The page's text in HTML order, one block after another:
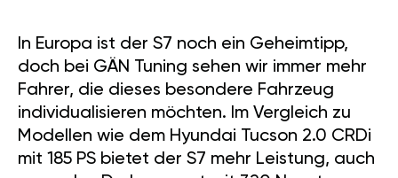
In Europa ist der S7 noch ein Geheimtipp,
doch bei GÄN Tuning sehen wir immer mehr
Fahrer, die dieses besondere Fahrzeug
individualisieren möchten. Im Vergleich zu
Modellen wie dem Hyundai Tucson 2.0 CRDi
mit 185 PS bietet der S7 mehr Leistung, auch